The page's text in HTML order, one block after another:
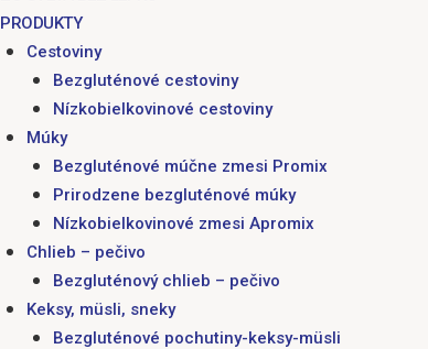
PRODUKTY
Cestoviny
Bezgluténové cestoviny
Nízkobielkovinové cestoviny
Múky
Bezgluténové múčne zmesi Promix
Prirodzene bezgluténové múky
Nízkobielkovinové zmesi Apromix
Chlieb – pečivo
Bezgluténový chlieb – pečivo
Keksy, müsli, sneky
Bezgluténové pochutiny-keksy-müsli